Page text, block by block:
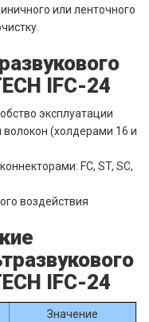
или ленточного
IFC-24
эксплуатации
(холдерами 16 и
FC, ST, SC,
воздействия
IFC-24
Значение